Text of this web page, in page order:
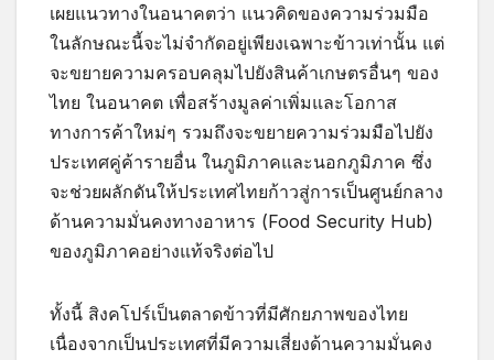
เผยแนวทางในอนาคตว่า แนวคิดของความร่วมมือ
ในลักษณะนี้จะไม่จำกัดอยู่เพียงเฉพาะข้าวเท่านั้น แต่
จะขยายความครอบคลุมไปยังสินค้าเกษตรอื่นๆ ของ
ไทย ในอนาคต เพื่อสร้างมูลค่าเพิ่มและโอกาส
ทางการค้าใหม่ๆ รวมถึงจะขยายความร่วมมือไปยัง
ประเทศคู่ค้ารายอื่น ในภูมิภาคและนอกภูมิภาค ซึ่ง
จะช่วยผลักดันให้ประเทศไทยก้าวสู่การเป็นศูนย์กลาง
ด้านความมั่นคงทางอาหาร (Food Security Hub)
ของภูมิภาคอย่างแท้จริงต่อไป
ทั้งนี้ สิงคโปร์เป็นตลาดข้าวที่มีศักยภาพของไทย
เนื่องจากเป็นประเทศที่มีความเสี่ยงด้านความมั่นคง